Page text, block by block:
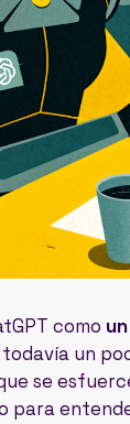
como
un
se